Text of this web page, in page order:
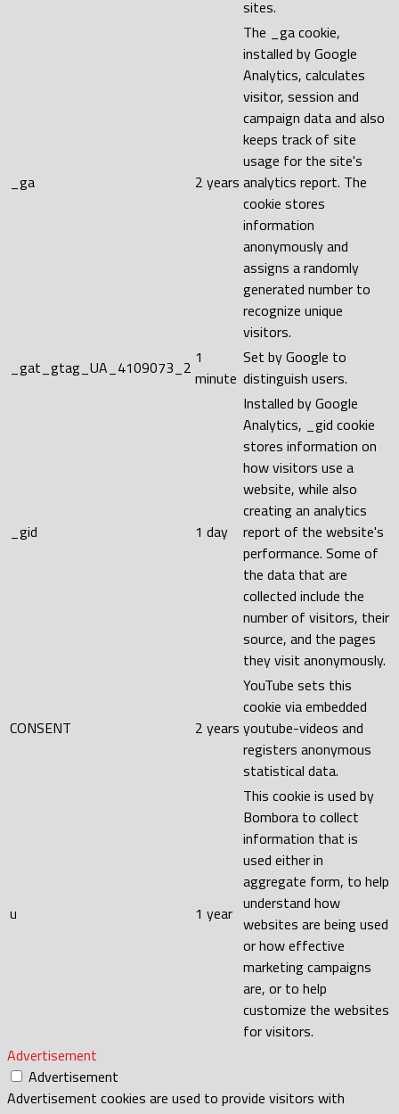
sites.
_ga 2 years
The _ga cookie,
installed by Google
Analytics, calculates
visitor, session and
campaign data and also
keeps track of site
usage for the site's
analytics report. The
cookie stores
information
anonymously and
assigns a randomly
generated number to
recognize unique
visitors.
_gat_gtag_UA_4109073_2 1
minute
Set by Google to
distinguish users.
_gid 1 day
Installed by Google
Analytics, _gid cookie
stores information on
how visitors use a
website, while also
creating an analytics
report of the website's
performance. Some of
the data that are
collected include the
number of visitors, their
source, and the pages
they visit anonymously.
CONSENT 2 years
YouTube sets this
cookie via embedded
youtube-videos and
registers anonymous
statistical data.
u 1 year
This cookie is used by
Bombora to collect
information that is
used either in
aggregate form, to help
understand how
websites are being used
or how effective
marketing campaigns
are, or to help
customize the websites
for visitors.
Advertisement
Advertisement
Advertisement cookies are used to provide visitors with